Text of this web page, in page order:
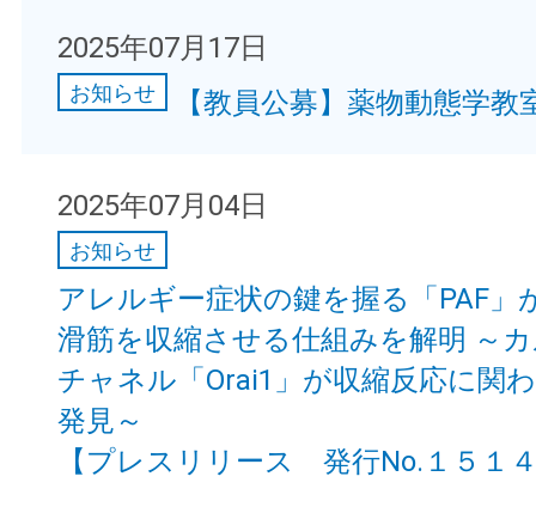
2025年07月17日
お知らせ 【教員公募】薬物動態学教
2025年07月04日
お知らせ
アレルギー症状の鍵を握る「PAF」
滑筋を収縮させる仕組みを解明 ～
チャネル「Orai1」が収縮反応に関
発見～
【プレスリリース 発行No.１５１